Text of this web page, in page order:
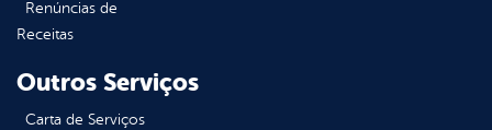
Renúncias de
Receitas
Outros Serviços
Carta de Serviços